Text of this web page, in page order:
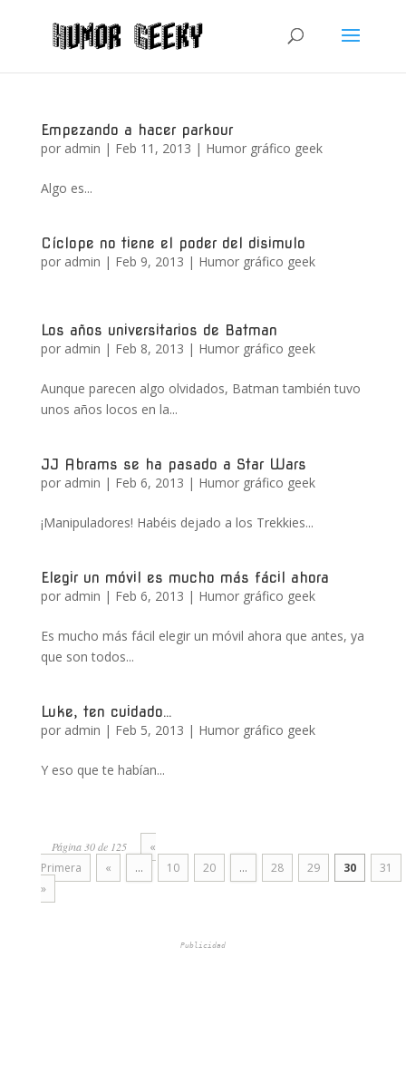
Empezando a hacer parkour
por admin | Feb 11, 2013 | Humor gráfico geek
Algo es...
Cíclope no tiene el poder del disimulo
por admin | Feb 9, 2013 | Humor gráfico geek
Los años universitarios de Batman
por admin | Feb 8, 2013 | Humor gráfico geek
Aunque parecen algo olvidados, Batman también tuvo
unos años locos en la...
JJ Abrams se ha pasado a Star Wars
por admin | Feb 6, 2013 | Humor gráfico geek
¡Manipuladores! Habéis dejado a los Trekkies...
Elegir un móvil es mucho más fácil ahora
por admin | Feb 6, 2013 | Humor gráfico geek
Es mucho más fácil elegir un móvil ahora que antes, ya
que son todos...
Luke, ten cuidado…
por admin | Feb 5, 2013 | Humor gráfico geek
Y eso que te habían...
Página 30 de 125
«
Primera
« ... 10 20 ... 28 29 30
31
»
Publicidad